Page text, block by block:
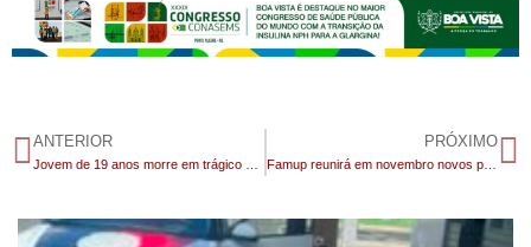
ANTERIOR PRÓXIMO